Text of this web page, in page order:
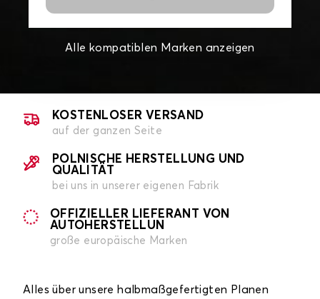
Alle kompatiblen Marken anzeigen
KOSTENLOSER VERSAND
auf der ganzen Seite
POLNISCHE HERSTELLUNG UND
QUALITÄT
bei uns in unserer eigenen Fabrik
OFFIZIELLER LIEFERANT VON
AUTOHERSTELLUN
große europäische Marken
Alles über unsere halbmaßgefertigten Planen